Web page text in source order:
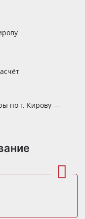
по г. Кирову —